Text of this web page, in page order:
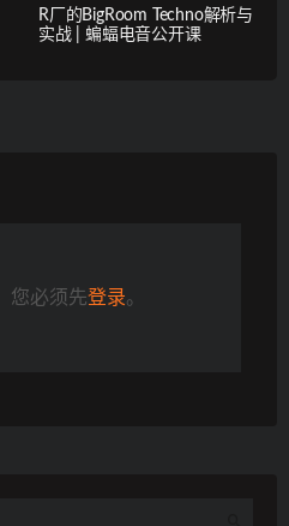
R厂的BigRoom Techno解析与
实战 | 蝙蝠电音公开课
您必须先登录。